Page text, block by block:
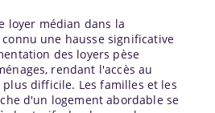
loyer médian dans la
une hausse significative
des loyers pèse
rendant l'accès au
difficile. Les familles et les
d'un logement abordable se